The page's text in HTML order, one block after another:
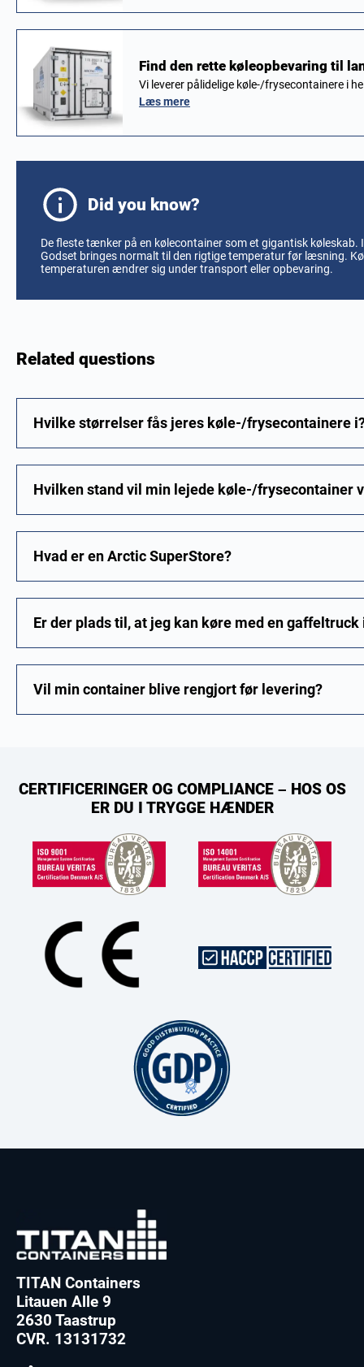
Find den rette køleopbevaring til
Vi leverer pålidelige køle-/frysecontainere i
Læs mere
Did you know?
De fleste tænker på en kølecontainer som et gigantisk
Godset bringes normalt til den rigtige temperatur før læsning.
temperaturen ændrer sig under transport eller opbevaring.
Related questions
Hvilke størrelser fås jeres køle-/frysecontainere
Hvilken stand vil min lejede køle-/frysecontainer
Hvad er en Arctic SuperStore?
Er der plads til, at jeg kan køre med en
Vil min container blive rengjort før levering?
CERTIFICERINGER OG COMPLIANCE – HOS OS
ER DU I TRYGGE HÆNDER
TITAN Containers
Litauen Alle 9
2630 Taastrup
CVR. 13131732